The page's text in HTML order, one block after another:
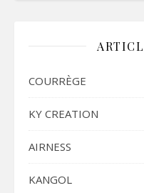
COURRÈGE
KY CREATION
AIRNESS
KANGOL